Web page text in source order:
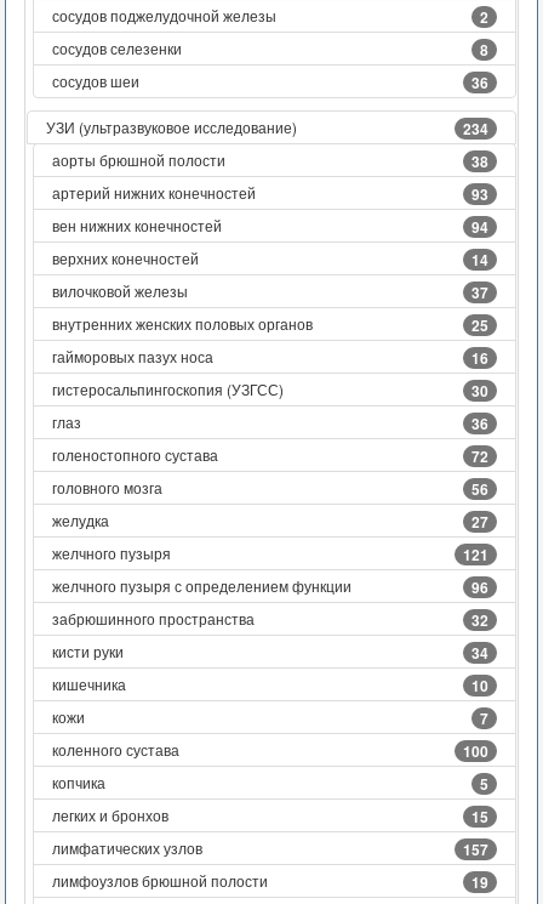
сосудов поджелудочной железы 2
сосудов селезенки 8
сосудов шеи 36
УЗИ (ультразвуковое исследование) 234
аорты брюшной полости 38
артерий нижних конечностей 93
вен нижних конечностей 94
верхних конечностей 14
вилочковой железы 37
внутренних женских половых органов 25
гайморовых пазух носа 16
гистеросальпингоскопия (УЗГСС) 30
глаз 36
голеностопного сустава 72
головного мозга 56
желудка 27
желчного пузыря 121
желчного пузыря с определением функции 96
забрюшинного пространства 32
кисти руки 34
кишечника 10
кожи 7
коленного сустава 100
копчика 5
легких и бронхов 15
лимфатических узлов 157
лимфоузлов брюшной полости 19